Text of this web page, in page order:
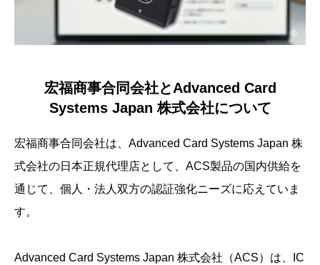
宏福商事合同会社とAdvanced Card
Systems Japan 株式会社について
宏福商事合同会社は、Advanced Card Systems Japan 株
式会社の日本正規代理店として、ACS製品の国内供給を
通じて、個人・法人双方の認証強化ニーズに応えていま
す。
Advanced Card Systems Japan 株式会社（ACS）は、IC